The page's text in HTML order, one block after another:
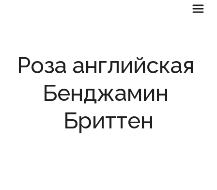
Роза английская
Бенджамин
Бриттен